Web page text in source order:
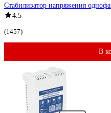
Стабилизатор напряжения
4.5
(1457)
В